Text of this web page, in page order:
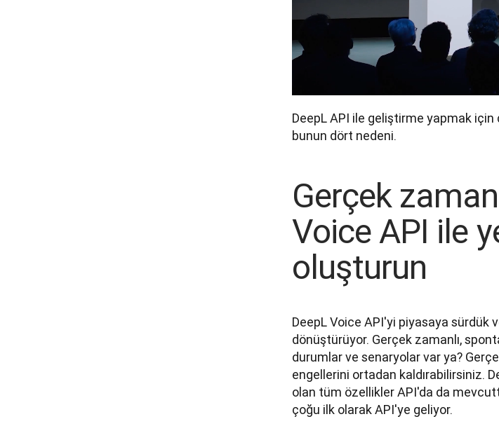
DeepL API ile geliştirme yapmak
bunun dört nedeni.
Gerçek
Voice API ile
oluşturun
DeepL Voice API'yi piyasaya sürdük
dönüştürüyor. Gerçek zamanlı,
durumlar ve senaryolar var ya?
engellerini ortadan kaldırabilirsiniz.
olan tüm özellikler API'da da
çoğu ilk olarak API'ye geliyor.